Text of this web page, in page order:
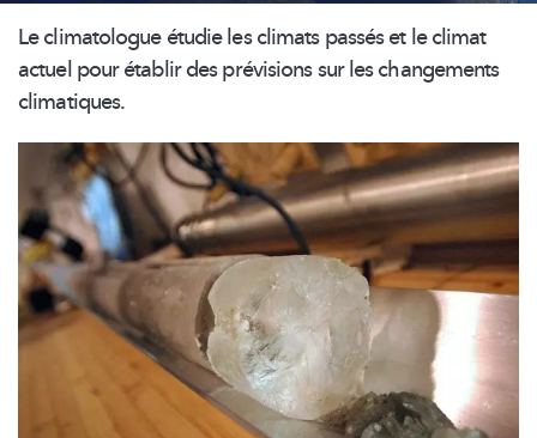
Le climatologue étudie les climats passés et le climat
actuel pour établir des prévisions sur les changements
climatiques.